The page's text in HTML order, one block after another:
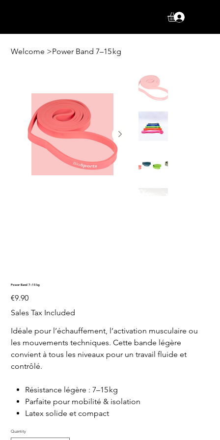
Welcome >Power Band 7–15 kg
Power Band 7–15 kg
Price
€9.90
Sales Tax Included
Idéale pour l’échauffement, l’activation musculaire ou
les mouvements techniques. Cette bande légère
convient à tous les niveaux pour un travail fluide et
contrôlé.
Résistance légère : 7–15 kg
Parfaite pour mobilité & isolation
Latex solide et compact
Quantity